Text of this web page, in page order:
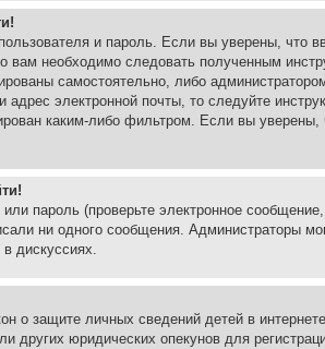
и пароль. Если вы уверены,
вам необходимо следовать полученным
самостоятельно, либо
адрес электронной почты, то следуйте
каким-либо фильтром. Если вы
пароль (проверьте электронное
ни одного сообщения. Администраторы
в дискуссиях.
о защите личных сведений детей в
других юридических опекунов для